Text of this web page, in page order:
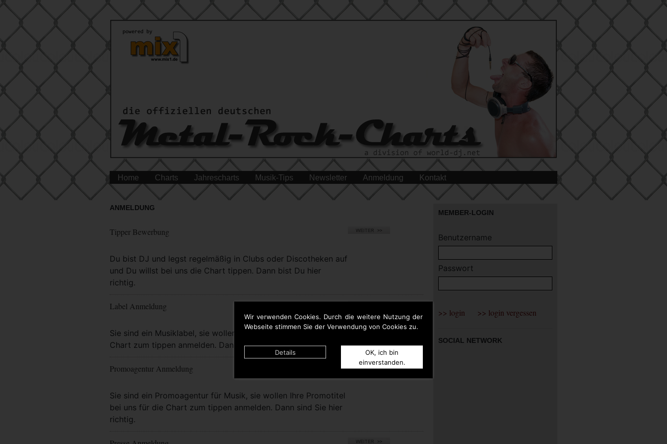
Wir verwenden Cookies. Durch die weitere Nutzung der
Webseite stimmen Sie der Verwendung von Cookies zu.
Details
OK, ich bin
einverstanden.
Home Charts Jahrescharts Musik-Tips Newsletter Anmeldung Kontakt
ANMELDUNG
Tipper Bewerbung
Du bist DJ und legst regelmäßig in Clubs oder Discotheken auf
und Du willst bei uns die Chart tippen. Dann bist Du hier
richtig.
Mehr Info
Label Anmeldung
Sie sind ein Musiklabel, sie wollen bei uns eigene Titel für die
Chart zum tippen anmelden. Dann sind Sie hier richtig.
Mehr Info
Promoagentur Anmeldung
Sie sind ein Promoagentur für Musik, sie wollen Ihre Promotitel
bei uns für die Chart zum tippen anmelden. Dann sind Sie hier
richtig.
Mehr Info
MEMBER-LOGIN
Benutzername
Passwort
SOCIAL NETWORK